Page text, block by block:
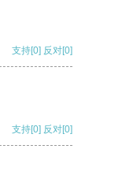
支持[0] 反对[0]
支持[0] 反对[0]